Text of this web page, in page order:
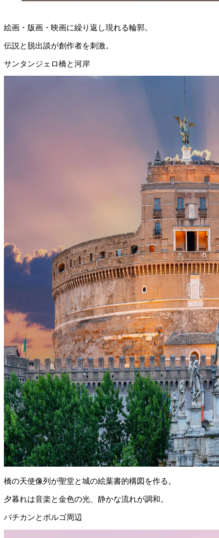
絵画・版画・映画に繰り返し現れる輪郭。
伝説と脱出談が創作者を刺激。
サンタンジェロ橋と河岸
橋の天使像列が聖堂と城の絵葉書的構図を作る。
夕暮れは音楽と金色の光、静かな流れが調和。
バチカンとボルゴ周辺